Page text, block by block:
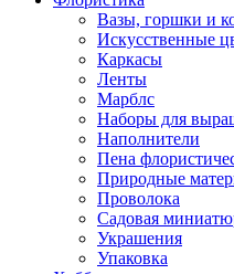
Вазы, горшки и
Искусственные
Каркасы
Ленты
Марблс
Наборы для
Наполнители
Пена
Природные
Проволока
Садовая
Украшения
Упаковка